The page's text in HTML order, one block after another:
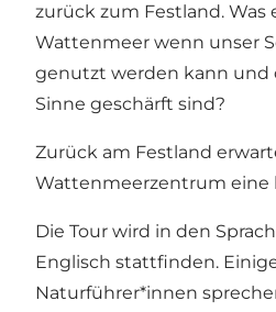
zurück zum Festland. Was
Wattenmeer wenn unser
genutzt werden kann und
Sinne geschärft sind?
Zurück am Festland
Wattenmeerzentrum eine
Die Tour wird in den
Englisch stattfinden.
Naturführer*innen